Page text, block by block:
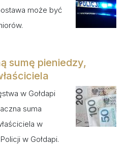
może być
sumę pieniedzy,
w Gołdapi
suma
w
w Gołdapi.